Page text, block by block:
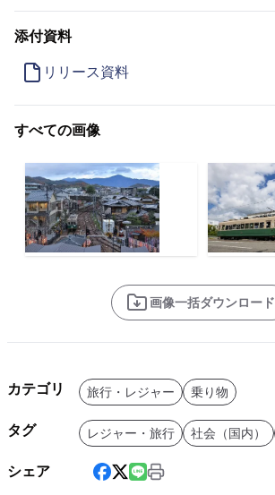
添付資料
リリース資料
すべての画像
画像一括ダウンロード
カテゴリ 旅行・レジャー 乗り物
タグ レジャー・旅行 社会（国内）
シェア